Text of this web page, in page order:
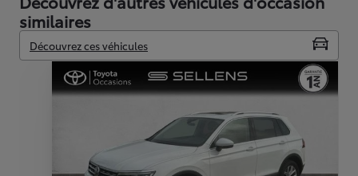
similaires
Découvrez ces véhicules